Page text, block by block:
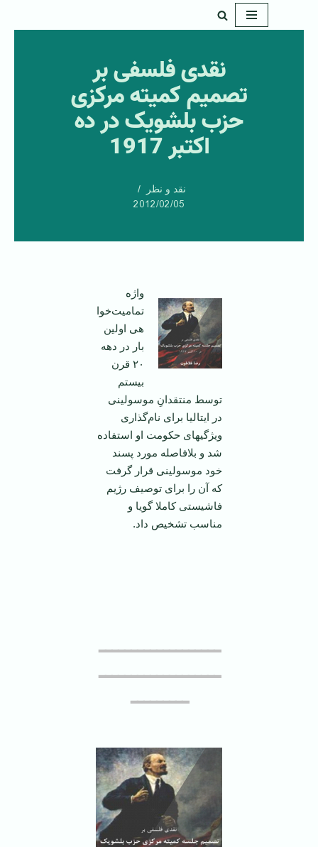
نقدی فلسفی بر
تصمیم کمیته مرکزی
حزب بلشویک در ده
اکتبر 1917
نقد و نظر
2012/02/05
واژه
تماميت‌خوا
هى اولين
بار در دهه
٢٠ قرن
بيستم
توسط منتقدانِ موسولينى
در ايتاليا براى نام‌گذارى
ويژگيهاى حكومت او استفاده
شد و بلافاصله مورد پسند
خود موسولينى قرار گرفت
که آن را براى توصيف رژيم
فاشيستى كاملا گويا و
مناسب تشخيص داد.
‌ـــــــــــــــــــ
ـــــــــــــــــــ
ـــــــــ